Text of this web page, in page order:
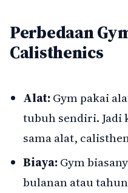
Perbedaan
Calisthenics
Alat:Gym pakai
tubuh sendiri. Jadi
sama alat,
Biaya:Gym
bulanan atau